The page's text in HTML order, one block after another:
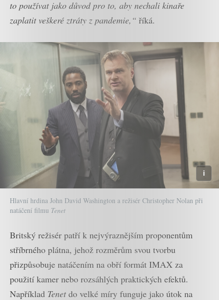
to používat jako důvod pro to, aby nechali kinaře
zaplatit veškeré ztráty z pandemie,“ říká.
Hlavní hrdina John David Washington a režisér Christopher Nolan při
natáčení filmu Tenet
Britský režisér patří k nejvýraznějším proponentům
stříbrného plátna, jehož rozměrům svou tvorbu
přizpůsobuje natáčením na obří formát IMAX za
použití kamer nebo rozsáhlých praktických efektů.
Například Tenet do velké míry funguje jako útok na